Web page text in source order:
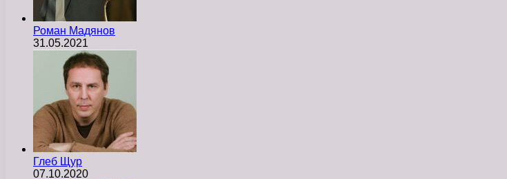
Роман Мадянов
31.05.2021
Глеб Щур
07.10.2020